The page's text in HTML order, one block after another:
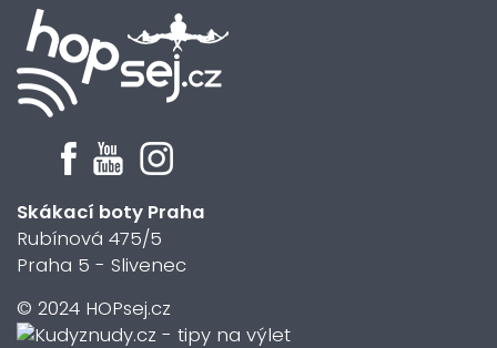
Skákací boty Praha
Rubínová 475/5
Praha 5 - Slivenec
© 2024 HOPsej.cz